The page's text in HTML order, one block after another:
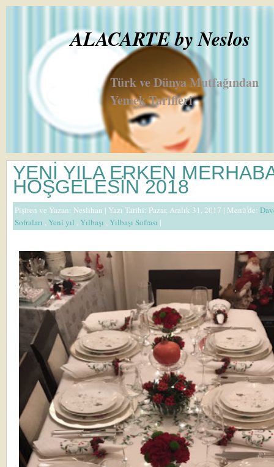
ALACARTE by Neslos
Türk ve Dünya Mutfağından
Yemek Tarifleri
YENİ YILA ERKEN
HOŞGELESİN 2018
Pişiren ve Yazan: Neslihan | Yazı Tarihi: Pazar, Aralık 31, 2017 | Menü'de:
Sofraları ,Yeni yıl ,Yılbaşı ,Yılbaşı Sofrası |